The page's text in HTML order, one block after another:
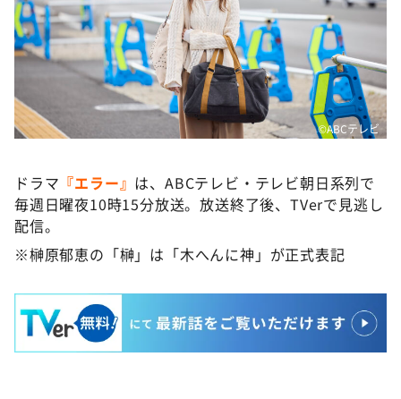
©️ABCテレビ
ドラマ 『エラー』 は、ABCテレビ・テレビ朝日系列で
毎週日曜夜10時15分放送。放送終了後、TVerで見逃し
配信。
※榊原郁恵の「榊」は「木へんに神」が正式表記